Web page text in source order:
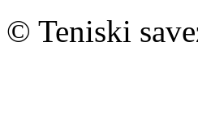
© Teniski